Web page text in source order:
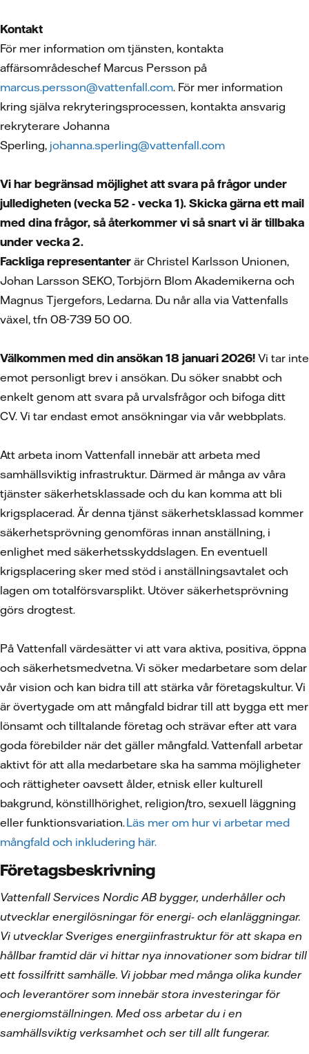
Kontakt
För mer information om tjänsten, kontakta
affärsområdeschef Marcus Persson på
marcus.persson@vattenfall.com. För mer information
kring själva rekryteringsprocessen, kontakta ansvarig
rekryterare Johanna
Sperling, johanna.sperling@vattenfall.com
Vi har begränsad möjlighet att svara på frågor under
julledigheten (vecka 52 - vecka 1). Skicka gärna ett mail
med dina frågor, så återkommer vi så snart vi är tillbaka
under vecka 2.
Fackliga representanter är Christel Karlsson Unionen,
Johan Larsson SEKO, Torbjörn Blom Akademikerna och
Magnus Tjergefors, Ledarna. Du når alla via Vattenfalls
växel, tfn 08-739 50 00.
Välkommen med din ansökan 18 januari 2026! Vi tar inte
emot personligt brev i ansökan. Du söker snabbt och
enkelt genom att svara på urvalsfrågor och bifoga ditt
CV. Vi tar endast emot ansökningar via vår webbplats.
Att arbeta inom Vattenfall innebär att arbeta med
samhällsviktig infrastruktur. Därmed är många av våra
tjänster säkerhetsklassade och du kan komma att bli
krigsplacerad. Är denna tjänst säkerhetsklassad kommer
säkerhetsprövning genomföras innan anställning, i
enlighet med säkerhetsskyddslagen. En eventuell
krigsplacering sker med stöd i anställningsavtalet och
lagen om totalförsvarsplikt. Utöver säkerhetsprövning
görs drogtest.
På Vattenfall värdesätter vi att vara aktiva, positiva, öppna
och säkerhetsmedvetna. Vi söker medarbetare som delar
vår vision och kan bidra till att stärka vår företagskultur. Vi
är övertygade om att mångfald bidrar till att bygga ett mer
lönsamt och tilltalande företag och strävar efter att vara
goda förebilder när det gäller mångfald. Vattenfall arbetar
aktivt för att alla medarbetare ska ha samma möjligheter
och rättigheter oavsett ålder, etnisk eller kulturell
bakgrund, könstillhörighet, religion/tro, sexuell läggning
eller funktionsvariation.Läs mer om hur vi arbetar med
mångfald och inkludering här.
Företagsbeskrivning
Vattenfall Services Nordic AB bygger, underhåller och
utvecklar energilösningar för energi- och elanläggningar.
Vi utvecklar Sveriges energiinfrastruktur för att skapa en
hållbar framtid där vi hittar nya innovationer som bidrar till
ett fossilfritt samhälle. Vi jobbar med många olika kunder
och leverantörer som innebär stora investeringar för
energiomställningen. Med oss arbetar du i en
samhällsviktig verksamhet och ser till allt fungerar.